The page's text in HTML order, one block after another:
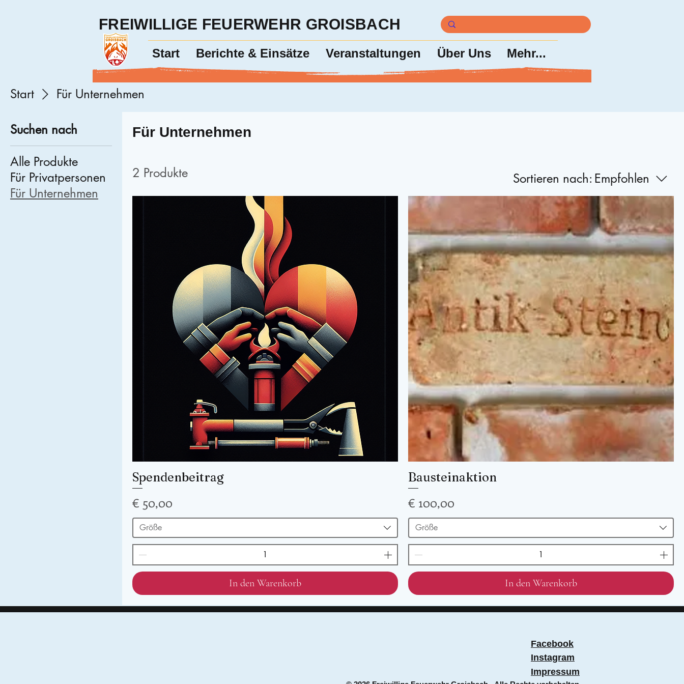
FREIWILLIGE FEUERWEHR GROISBACH
Start Berichte & Einsätze Veranstaltungen Über Uns Mehr...
Start Für Unternehmen
Suchen nach
Alle Produkte
Für Privatpersonen
Für Unternehmen
Für Unternehmen
2 Produkte Sortieren nach: Empfohlen
Spendenbeitrag
Preis
€ 50,00
Größe
In den Warenkorb
Bausteinaktion
Preis
€ 100,00
Größe
In den Warenkorb
Facebook
Instagram
Impressum